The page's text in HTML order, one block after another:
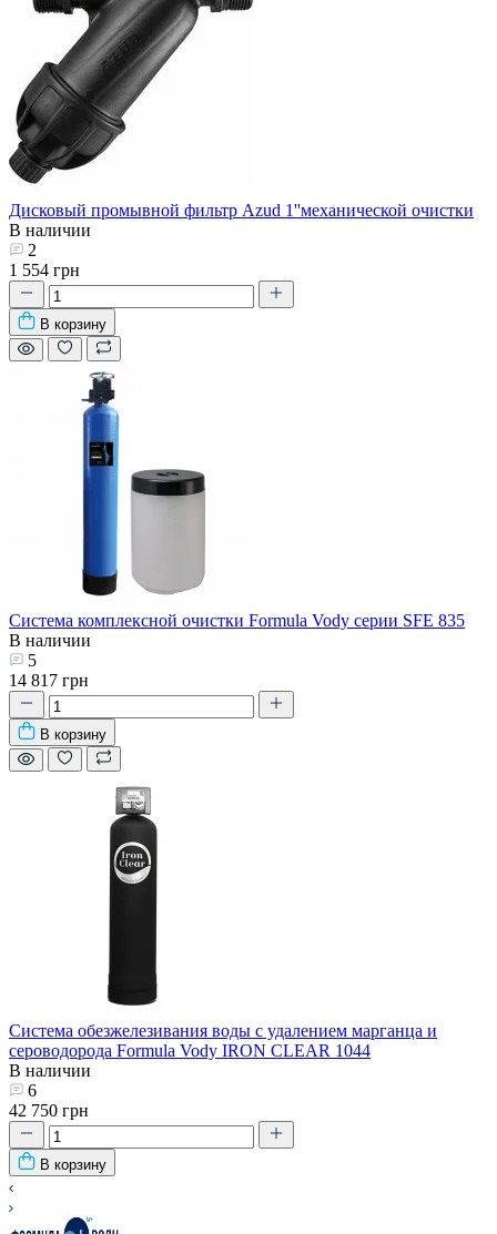
Дисковый промывной фильтр Azud 1''механической очистки
В наличии
2
1 554 грн
В корзину
Система комплексной очистки Formula Vody серии SFE 835
В наличии
5
14 817 грн
В корзину
Система обезжелезивания воды с удалением марганца и
сероводорода Formula Vody IRON CLEAR 1044
В наличии
6
42 750 грн
В корзину